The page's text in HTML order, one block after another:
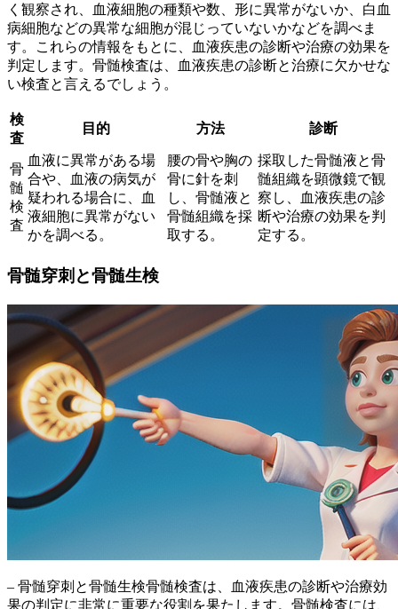
く観察され、血液細胞の種類や数、形に異常がないか、白血
病細胞などの異常な細胞が混じっていないかなどを調べま
す。これらの情報をもとに、
血液疾患の診断や治療の効果を
判定 します。骨髄検査は、血液疾患の診断と治療に欠かせな
い検査と言えるでしょう。
検
査
目的 方法 診断
骨
髄
検
査
血液に異常がある場
合や、血液の病気が
疑われる場合に、血
液細胞に異常がない
かを調べる。
腰の骨や胸の
骨に針を刺
し、骨髄液と
骨髄組織を採
取する。
採取した骨髄液と骨
髄組織を顕微鏡で観
察し、血液疾患の診
断や治療の効果を判
定する。
骨髄穿刺と骨髄生検
– 骨髄穿刺と骨髄生検骨髄検査は、血液疾患の診断や治療効
果の判定に非常に重要な役割を果たします。骨髄検査には、